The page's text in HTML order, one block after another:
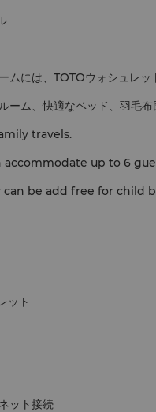
ムには、TOTOウォシュレ
ーム、快適なベッド、羽毛布
travels.
accommodate up to 6
be add free for child
ット
ット接続